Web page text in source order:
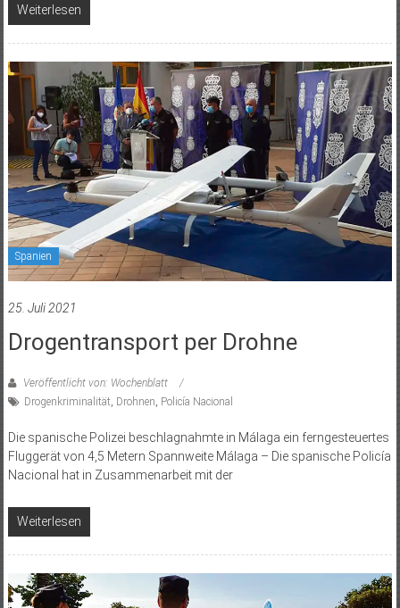
Weiterlesen
Spanien
25. Juli 2021
Drogentransport per Drohne
Veröffentlicht von: Wochenblatt
Drogenkriminalität, Drohnen, Policía Nacional
Die spanische Polizei beschlagnahmte in Málaga ein ferngesteuertes
Fluggerät von 4,5 Metern Spannweite Málaga – Die spanische Policía
Nacional hat in Zusammenarbeit mit der
Weiterlesen